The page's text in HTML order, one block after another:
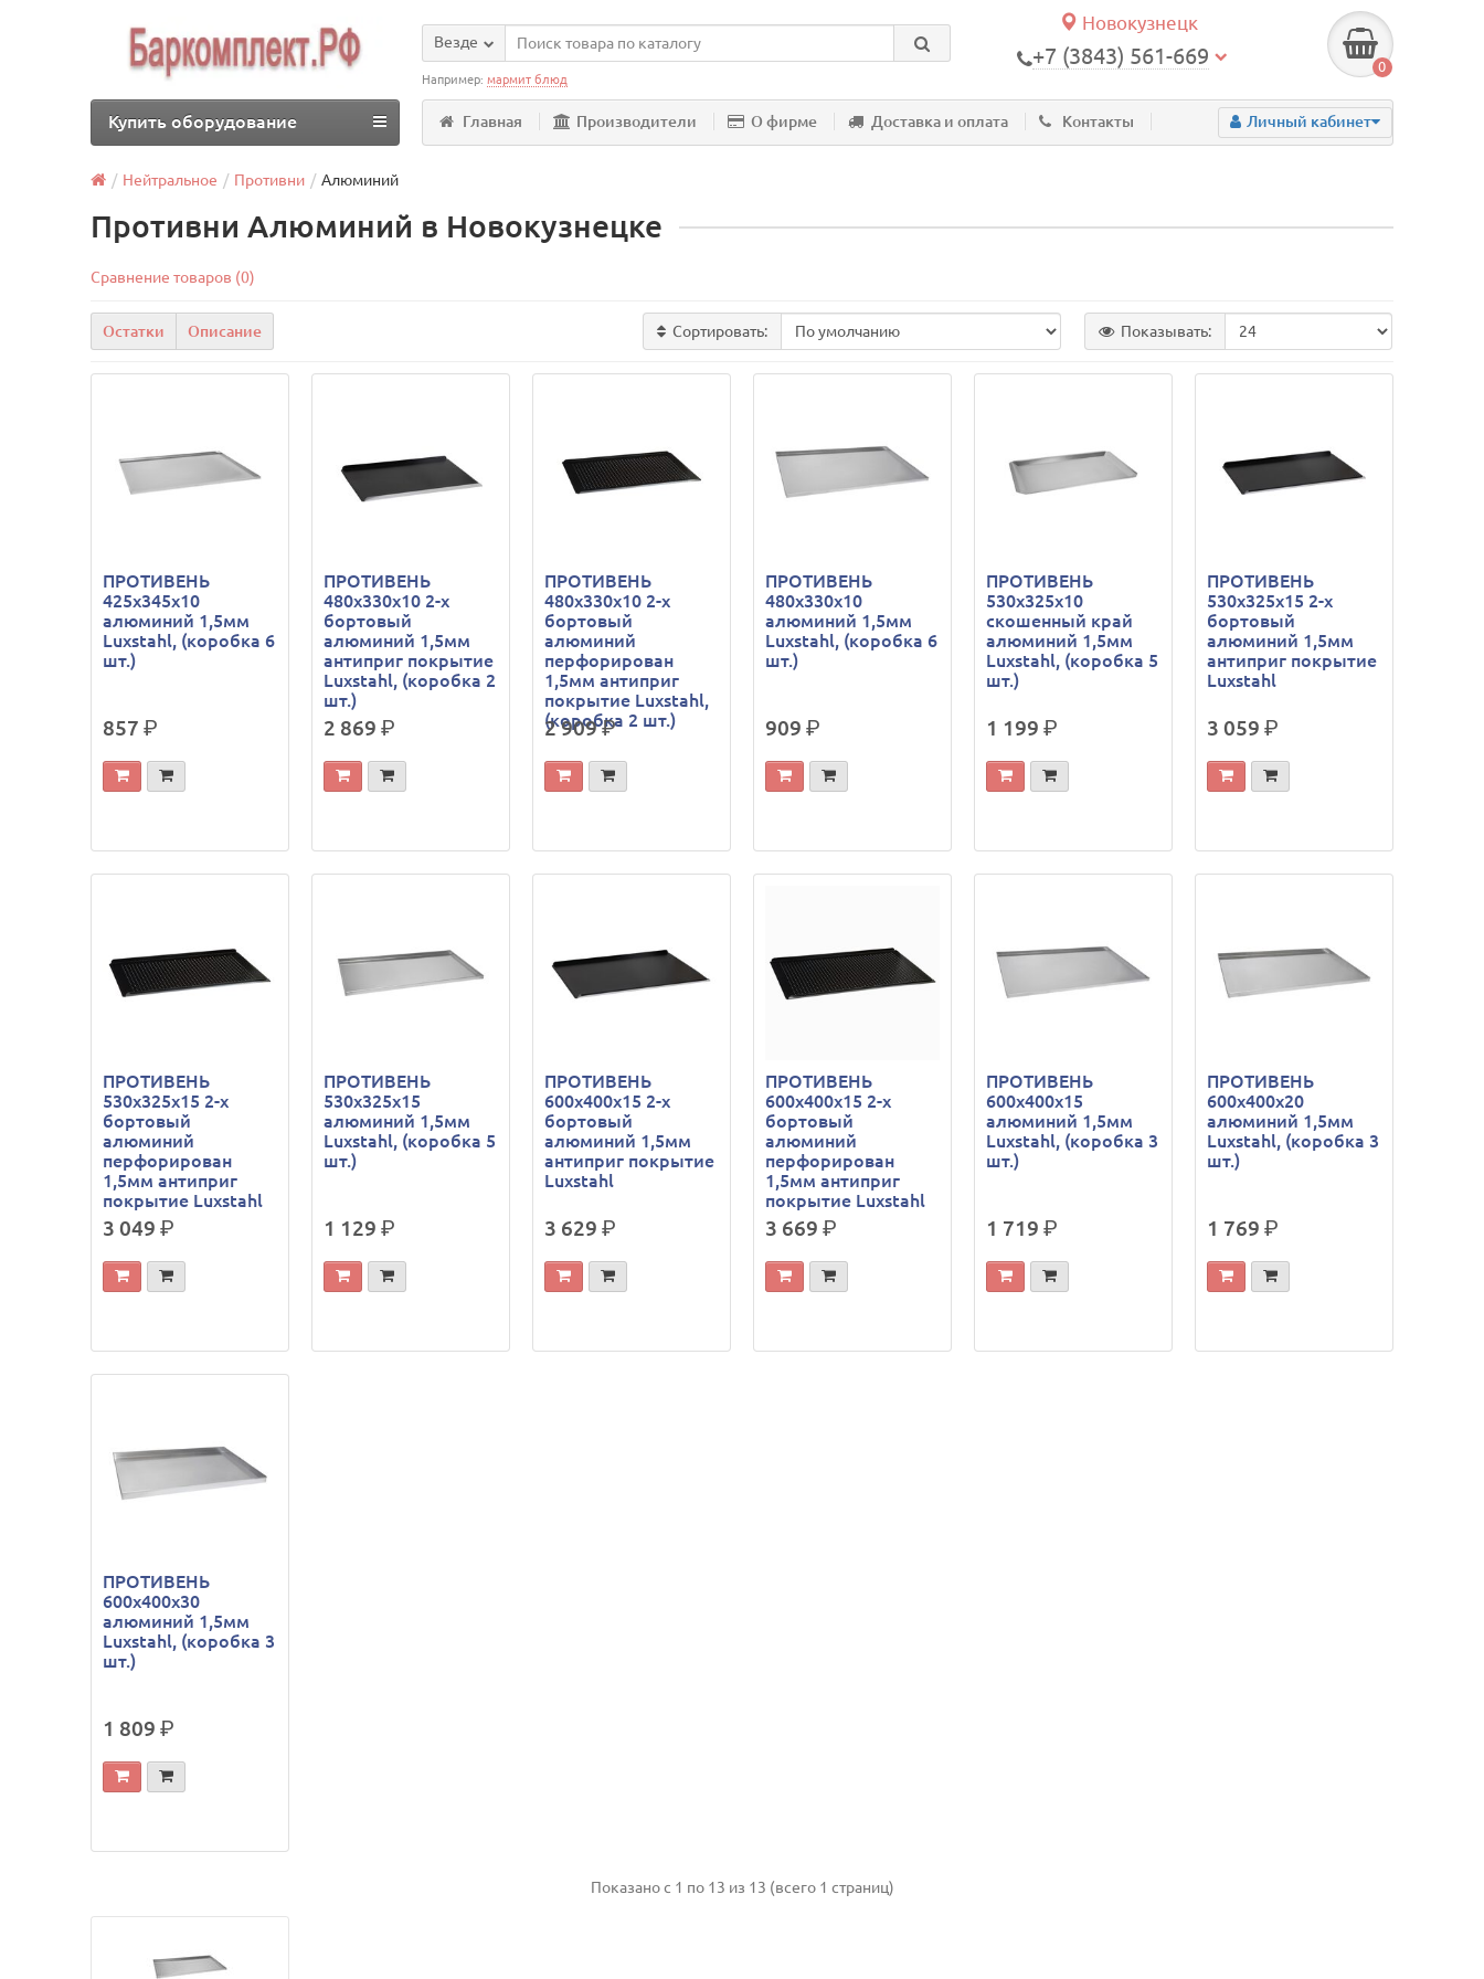
Новокузнецк
+7 (3843) 561-669 0
Везде
Например:мармит блюд
Главная Производители О фирме Доставка и оплата Контакты Личный кабинет
Купить оборудование
Нейтральное Противни Алюминий
Противни Алюминий в Новокузнецке
Сравнение товаров (0)
Остатки Описание Сортировать: Показывать:
ПРОТИВЕНЬ
425х345х10
алюминий 1,5мм
Luxstahl, (коробка 6
шт.)
857р.
ПРОТИВЕНЬ
480х330х10 2-х
бортовый
алюминий 1,5мм
антиприг покрытие
Luxstahl, (коробка 2
шт.)
2 869р.
ПРОТИВЕНЬ
480х330х10 2-х
бортовый
алюминий
перфорирован
1,5мм антиприг
покрытие Luxstahl,
(коробка 2 шт.)
2 909р.
ПРОТИВЕНЬ
480х330х10
алюминий 1,5мм
Luxstahl, (коробка 6
шт.)
909 р.
ПРОТИВЕНЬ
530х325х10
скошенный край
алюминий 1,5мм
Luxstahl, (коробка 5
шт.)
1 199 р.
ПРОТИВЕНЬ
530х325х15 2-х
бортовый
алюминий 1,5мм
антиприг покрытие
Luxstahl
3 059 р.
ПРОТИВЕНЬ
530х325х15 2-х
бортовый
алюминий
перфорирован
1,5мм антиприг
покрытие Luxstahl
3 049р.
ПРОТИВЕНЬ
530х325х15
алюминий 1,5мм
Luxstahl, (коробка 5
шт.)
1 129р.
ПРОТИВЕНЬ
600х400х15 2-х
бортовый
алюминий 1,5мм
антиприг покрытие
Luxstahl
3 629р.
ПРОТИВЕНЬ
600х400х15 2-х
бортовый
алюминий
перфорирован
1,5мм антиприг
покрытие Luxstahl
3 669 р.
ПРОТИВЕНЬ
600х400х15
алюминий 1,5мм
Luxstahl, (коробка 3
шт.)
1 719 р.
ПРОТИВЕНЬ
600х400х20
алюминий 1,5мм
Luxstahl, (коробка 3
шт.)
1 769 р.
ПРОТИВЕНЬ
600х400х30
алюминий 1,5мм
Luxstahl, (коробка 3
шт.)
1 809р.
Показано с 1 по 13 из 13 (всего 1 страниц)